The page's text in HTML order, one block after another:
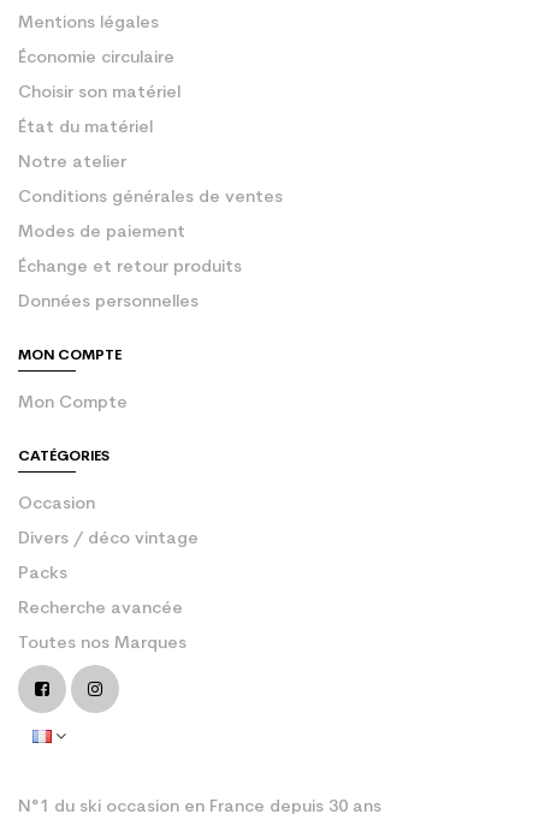
Mentions légales
Économie circulaire
Choisir son matériel
État du matériel
Notre atelier
Conditions générales de ventes
Modes de paiement
Échange et retour produits
Données personnelles
MON COMPTE
Mon Compte
CATÉGORIES
Occasion
Divers / déco vintage
Packs
Recherche avancée
Toutes nos Marques
N°1 du ski occasion en France depuis 30 ans